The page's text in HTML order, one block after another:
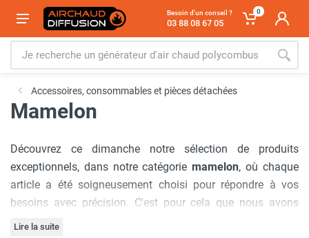
Besoin d'un conseil ?
03 88 08 67 05
0
Accessoires, consommables et pièces détachées
Mamelon
Découvrez ce dimanche notre sélection de produits
exceptionnels, dans notre catégorie mamelon, où chaque
article a été soigneusement choisi pour répondre à vos
besoins avec précision. C'est pour cela que nous avons
sélectionné les marques :
Lire la suite